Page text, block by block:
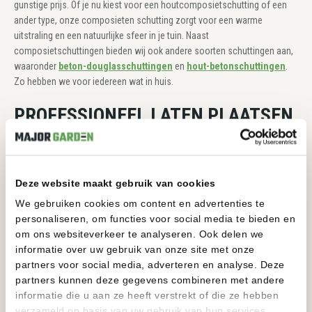
Deze website maakt gebruik van cookies
We gebruiken cookies om content en advertenties te
personaliseren, om functies voor social media te bieden en
om ons websiteverkeer te analyseren. Ook delen we
informatie over uw gebruik van onze site met onze
partners voor social media, adverteren en analyse. Deze
partners kunnen deze gegevens combineren met andere
informatie die u aan ze heeft verstrekt of die ze hebben
gunstige prijs. Of je nu kiest voor een houtcomposietschutting of een
ander type, onze composieten schutting zorgt voor een warme
uitstraling en een natuurlijke sfeer in je tuin. Naast
composietschuttingen bieden wij ook andere soorten schuttingen aan,
waaronder beton-douglasschuttingen en hout-betonschuttingen
Zo hebben we voor iedereen wat in huis.
PROFESSIONEEL LATEN PLAATSEN
DOOR ONS
Wij begrijpen dat een goede installatie van uwtuinomheiningnet zo
jouw composietschutting te laten plaatsen door onze ervaren
monteurs. Dit zorgt niet alleen voor een stevige en veilige montage,
maar ook voor een prachtig eindresultaat waar je jarenlang plezier van
hebt. Of je nu kiest voor een goedkope composietschutting of een luxe
variant, wij zorgen ervoor dat jouw schutting perfect wordt geplaatst.
Met onze houtcomposietschutting profiteer je van de esthetiek van
hout, gecombineerd met de duurzaamheid van composiet.